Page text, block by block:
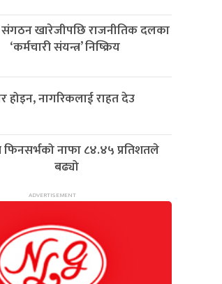
संगठन खारेजीपछि राजनीतिक दलका
‘कर्मचारी संयन्त्र’ निष्क्रिय
होइन, नागरिकलाई राहत देउ
नाफा ८४.४५ प्रतिशतले
बढ्यो